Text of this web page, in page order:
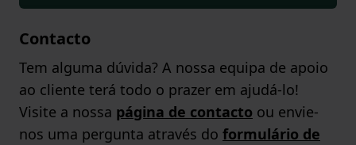
Contacto
Tem alguma dúvida? A nossa equipa de apoio
ao cliente terá todo o prazer em ajudá-lo!
Visite a nossa página de contacto ou envie-
nos uma pergunta através do formulário de